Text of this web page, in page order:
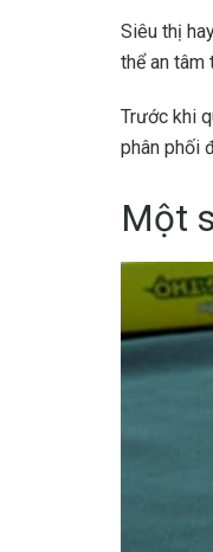
Siêu thị
thể an tâm
Trước khi
phân phối
Một